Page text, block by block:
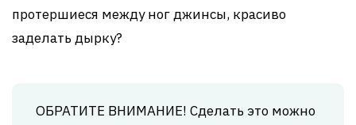
протершиеся между ног джинсы, красиво
заделать дырку?
ОБРАТИТЕ ВНИМАНИЕ! Сделать это можно